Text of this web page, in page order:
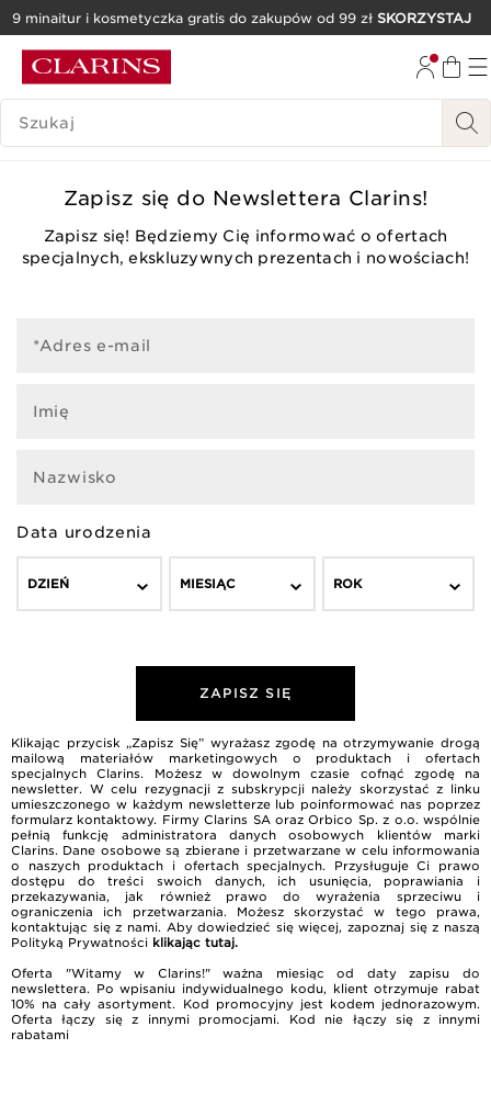
PRZEJDŹ DO TREŚCI
9 minaitur i kosmetyczka gratis do zakupów od 99 zł SKORZYSTAJ
HISTORIA WYSZUKIWANIA
Zapisz się do Newslettera Clarins!
Zapisz się! Będziemy Cię informować o ofertach
specjalnych, ekskluzywnych prezentach i nowościach!
*Adres e-mail
Imię
Nazwisko
Data urodzenia
DZIEŃ MIESIĄC ROK
ZAPISZ SIĘ
Klikając przycisk „Zapisz Się” wyrażasz zgodę na otrzymywanie drogą
mailową materiałów marketingowych o produktach i ofertach
specjalnych Clarins. Możesz w dowolnym czasie cofnąć zgodę na
newsletter. W celu rezygnacji z subskrypcji należy skorzystać z linku
umieszczonego w każdym newsletterze lub poinformować nas poprzez
formularz kontaktowy. Firmy Clarins SA oraz Orbico Sp. z o.o. wspólnie
pełnią funkcję administratora danych osobowych klientów marki
Clarins. Dane osobowe są zbierane i przetwarzane w celu informowania
o naszych produktach i ofertach specjalnych. Przysługuje Ci prawo
dostępu do treści swoich danych, ich usunięcia, poprawiania i
przekazywania, jak również prawo do wyrażenia sprzeciwu i
ograniczenia ich przetwarzania. Możesz skorzystać w tego prawa,
kontaktując się z nami. Aby dowiedzieć się więcej, zapoznaj się z naszą
Polityką Prywatności klikając tutaj.
Oferta "Witamy w Clarins!" ważna miesiąc od daty zapisu do
newslettera. Po wpisaniu indywidualnego kodu, klient otrzymuje rabat
10% na cały asortyment. Kod promocyjny jest kodem jednorazowym.
Oferta łączy się z innymi promocjami. Kod nie łączy się z innymi
rabatami